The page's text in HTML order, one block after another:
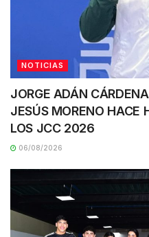
NOTICIAS
JORGE ADÁN
JESÚS MORENO HACE
LOS JCC 2026
06/08/2026